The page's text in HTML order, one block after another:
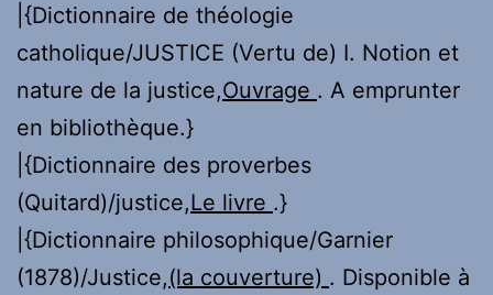
|{Dictionnaire de théologie
catholique/JUSTICE (Vertu de) I. Notion et
nature de la justice,Ouvrage . A emprunter
en bibliothèque.}
|{Dictionnaire des proverbes
(Quitard)/justice,Le livre .}
|{Dictionnaire philosophique/Garnier
(1878)/Justice,(la couverture) . Disponible à